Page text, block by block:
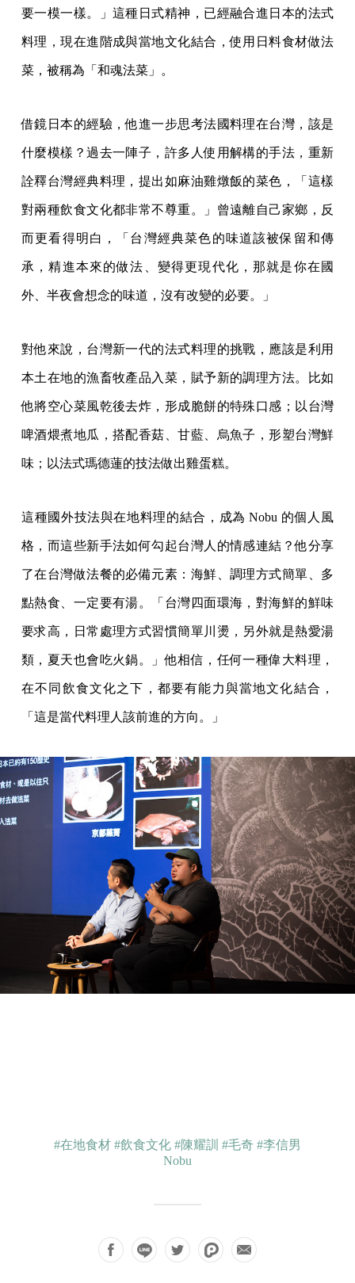
要一模一樣。」這種日式精神，已經融合進日本的法式
料理，現在進階成與當地文化結合，使用日料食材做法
菜，被稱為「和魂法菜」。
借鏡日本的經驗，他進一步思考法國料理在台灣，該是
什麼模樣？過去一陣子，許多人使用解構的手法，重新
詮釋台灣經典料理，提出如麻油雞燉飯的菜色，「這樣
對兩種飲食文化都非常不尊重。」曾遠離自己家鄉，反
而更看得明白，「台灣經典菜色的味道該被保留和傳
承，精進本來的做法、變得更現代化，那就是你在國
外、半夜會想念的味道，沒有改變的必要。」
對他來說，台灣新一代的法式料理的挑戰，應該是利用
本土在地的漁畜牧產品入菜，賦予新的調理方法。比如
他將空心菜風乾後去炸，形成脆餅的特殊口感；以台灣
啤酒煨煮地瓜，搭配香菇、甘藍、烏魚子，形塑台灣鮮
味；以法式瑪德蓮的技法做出雞蛋糕。
這種國外技法與在地料理的結合，成為 Nobu 的個人風
格，而這些新手法如何勾起台灣人的情感連結？他分享
了在台灣做法餐的必備元素：海鮮、調理方式簡單、多
點熱食、一定要有湯。「台灣四面環海，對海鮮的鮮味
要求高，日常處理方式習慣簡單川燙，另外就是熱愛湯
類，夏天也會吃火鍋。」他相信，任何一種偉大料理，
在不同飲食文化之下，都要有能力與當地文化結合，
「這是當代料理人該前進的方向。」
#在地食材 #飲食文化 #陳耀訓 #毛奇 #李信男
Nobu